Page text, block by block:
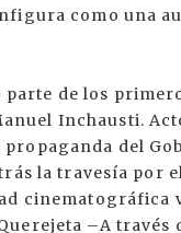
como una
de los
Inchausti.
del
la travesía por
cinematográfica
–A través